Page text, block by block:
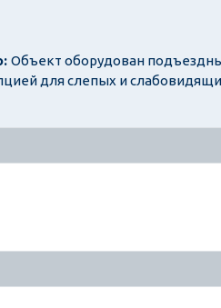
Объект оборудован
для слепых и